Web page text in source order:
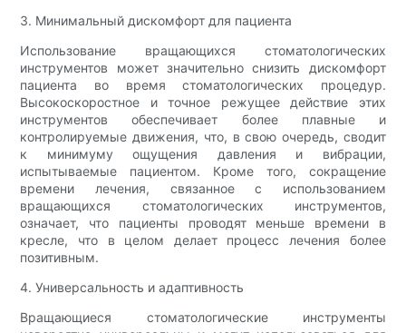
3. Минимальный дискомфорт для пациента
Использование вращающихся стоматологических
инструментов может значительно снизить дискомфорт
пациента во время стоматологических процедур.
Высокоскоростное и точное режущее действие этих
инструментов обеспечивает более плавные и
контролируемые движения, что, в свою очередь, сводит
к минимуму ощущения давления и вибрации,
испытываемые пациентом. Кроме того, сокращение
времени лечения, связанное с использованием
вращающихся стоматологических инструментов,
означает, что пациенты проводят меньше времени в
кресле, что в целом делает процесс лечения более
позитивным.
4. Универсальность и адаптивность
Вращающиеся стоматологические инструменты